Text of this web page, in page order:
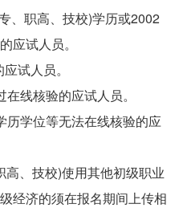
、职高、技校)学历或2002
应试人员。
试人员。
线核验的应试人员。
历学位等无法在线核验的应
、技校)使用其他初级职业
经济的须在报名期间上传相